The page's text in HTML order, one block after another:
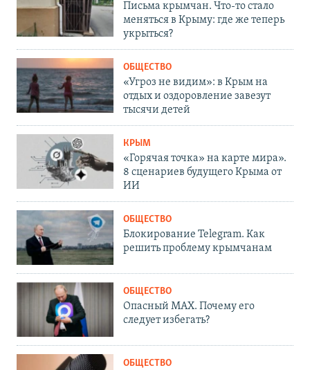
Письма крымчан. Что-то стало
меняться в Крыму: где же теперь
укрыться?
ОБЩЕСТВО
«Угроз не видим»: в Крым на
отдых и оздоровление завезут
тысячи детей
КРЫМ
«Горячая точка» на карте мира».
8 сценариев будущего Крыма от
ИИ
ОБЩЕСТВО
Блокирование Telegram. Как
решить проблему крымчанам
ОБЩЕСТВО
Опасный MAX. Почему его
следует избегать?
ОБЩЕСТВО